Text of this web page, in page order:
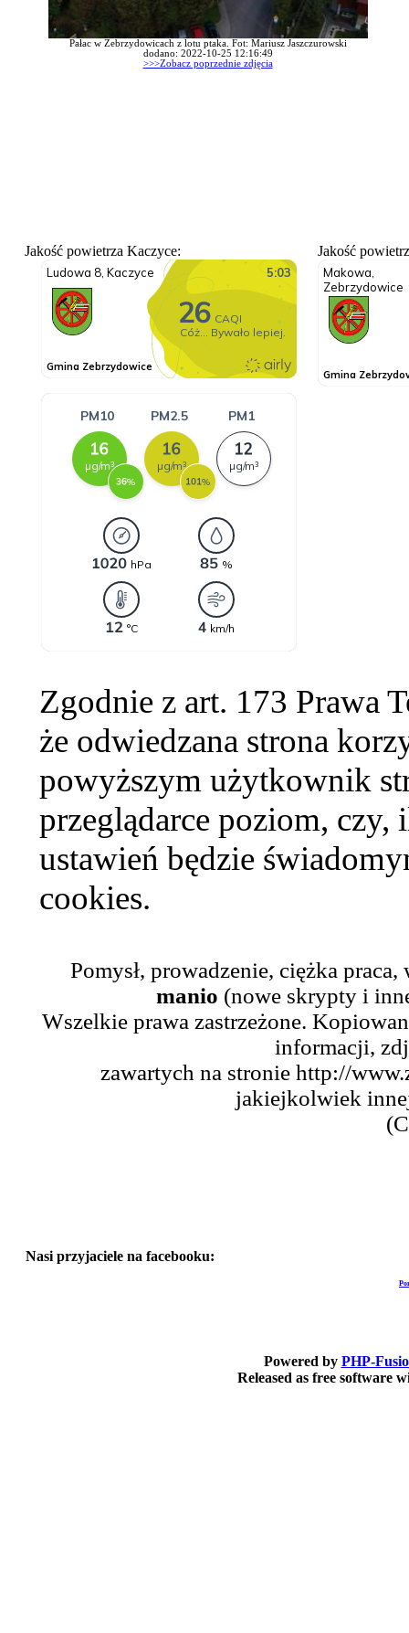
Pałac w Zebrzydowicach z lotu ptaka. Fot: Mariusz Jaszczurowski
dodano: 2022-10-25 12:16:49
>>>Zobacz poprzednie zdjęcia
Jakość powietrza Kaczyce: Jakość
Zgodnie z art. 173 Prawa
że odwiedzana strona
powyższym użytkownik
przeglądarce poziom,
ustawień będzie
cookies.
Pomysł, prowadzenie, ciężka
manio (nowe skrypty i
Wszelkie prawa zastrzeżone.
informacji,
zawartych na stronie http://
jakiejkolwiek
Nasi przyjaciele na facebooku:
Powered by PHP-
Released as free software